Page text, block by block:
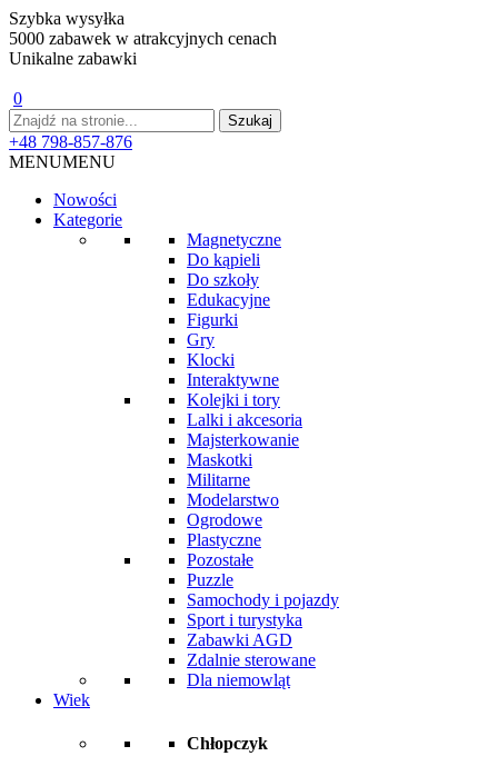
Szybka wysyłka
5000 zabawek w atrakcyjnych cenach
Unikalne zabawki
0
+48 798-857-876
MENUMENU
Nowości
Kategorie
Magnetyczne
Do kąpieli
Do szkoły
Edukacyjne
Figurki
Gry
Klocki
Interaktywne
Kolejki i tory
Lalki i akcesoria
Majsterkowanie
Maskotki
Militarne
Modelarstwo
Ogrodowe
Plastyczne
Pozostałe
Puzzle
Samochody i pojazdy
Sport i turystyka
Zabawki AGD
Zdalnie sterowane
Dla niemowląt
Wiek
Chłopczyk